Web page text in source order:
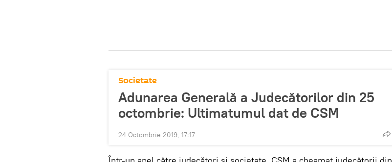
Societate
Adunarea Generală a Judecătorilor din 25
octombrie: Ultimatumul dat de CSM
24 Octombrie 2019, 17:17